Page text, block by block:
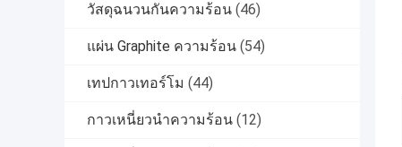
วัสดุฉนวนกันความร้อน (46)
แผ่น Graphite ความร้อน (54)
เทปกาวเทอร์โม (44)
กาวเหนี่ยวนำความร้อน (12)